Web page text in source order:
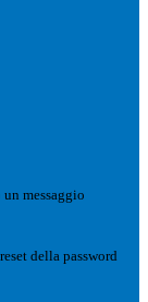
messaggio
della password